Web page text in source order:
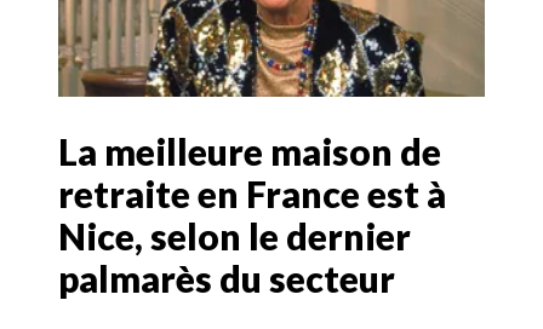
La meilleure maison de
retraite en France est à
Nice, selon le dernier
palmarès du secteur